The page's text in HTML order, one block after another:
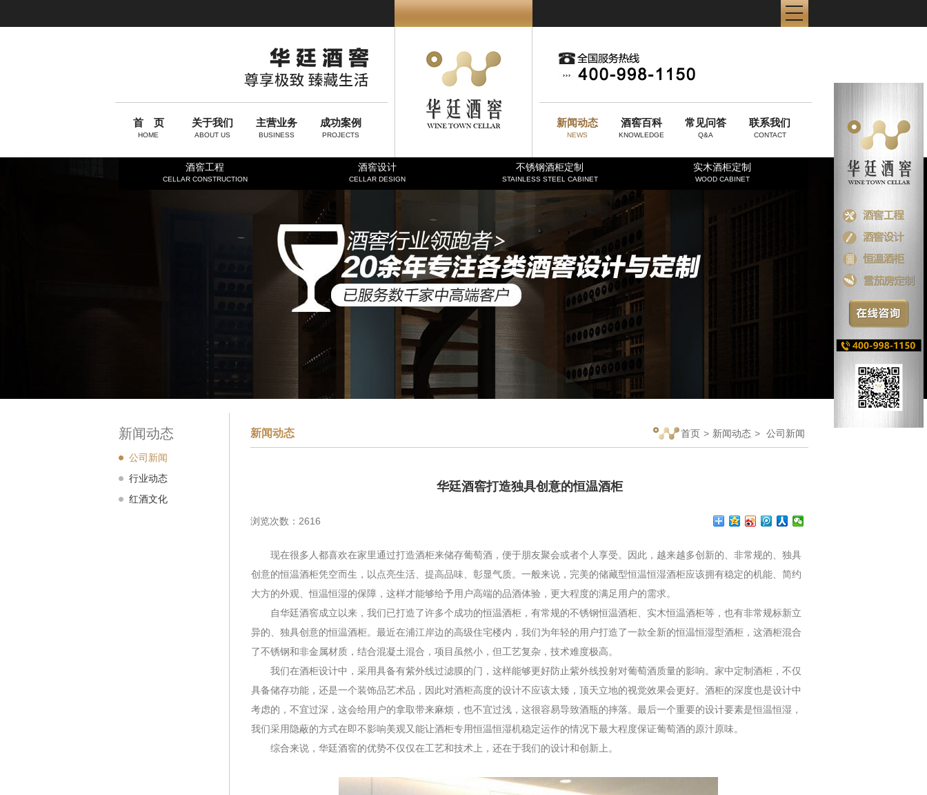
首 页
HOME
关于我们
ABOUT US
主营业务
BUSINESS
成功案例
PROJECTS
新闻动态
NEWS
酒窖百科
KNOWLEDGE
常见问答
Q&A
联系我们
CONTACT
酒窖工程
CELLAR CONSTRUCTION
酒窖设计
CELLAR DESIGN
不锈钢酒柜定制
STAINLESS STEEL CABINET
实木酒柜定制
WOOD CABINET
新闻动态
公司新闻
行业动态
红酒文化
新闻动态 首页 > 新闻动态 > 公司新闻
华廷酒窖打造独具创意的恒温酒柜
浏览次数：2616
现在很多人都喜欢在家里通过打造酒柜来储存葡萄酒，便于朋友聚会或者个人享受。因此，越来越多创新的、非常规的、独具
创意的恒温酒柜凭空而生，以点亮生活、提高品味、彰显气质。一般来说，完美的储藏型恒温恒湿酒柜应该拥有稳定的机能、简约
大方的外观、恒温恒湿的保障，这样才能够给予用户高端的品酒体验，更大程度的满足用户的需求。
自华廷酒窖成立以来，我们已打造了许多个成功的恒温酒柜，有常规的不锈钢恒温酒柜、实木恒温酒柜等，也有非常规标新立
异的、独具创意的恒温酒柜。最近在浦江岸边的高级住宅楼内，我们为年轻的用户打造了一款全新的恒温恒湿型酒柜，这酒柜混合
了不锈钢和非金属材质，结合混凝土混合，项目虽然小，但工艺复杂，技术难度极高。
我们在酒柜设计中，采用具备有紫外线过滤膜的门，这样能够更好防止紫外线投射对葡萄酒质量的影响。家中定制酒柜，不仅
具备储存功能，还是一个装饰品艺术品，因此对酒柜高度的设计不应该太矮，顶天立地的视觉效果会更好。酒柜的深度也是设计中
考虑的，不宜过深，这会给用户的拿取带来麻烦，也不宜过浅，这很容易导致酒瓶的摔落。最后一个重要的设计要素是恒温恒湿，
我们采用隐蔽的方式在即不影响美观又能让酒柜专用恒温恒湿机稳定运作的情况下最大程度保证葡萄酒的原汁原味。
综合来说，华廷酒窖的优势不仅仅在工艺和技术上，还在于我们的设计和创新上。